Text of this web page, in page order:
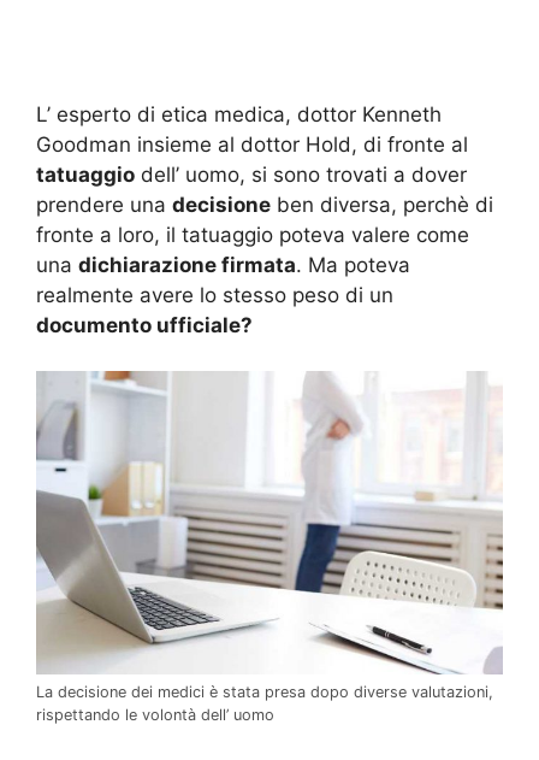
L’ esperto di etica medica, dottor Kenneth
Goodman insieme al dottor Hold, di fronte al
tatuaggio dell’ uomo, si sono trovati a dover
prendere una decisione ben diversa, perchè di
fronte a loro, il tatuaggio poteva valere come
una dichiarazione firmata. Ma poteva
realmente avere lo stesso peso di un
documento ufficiale?
La decisione dei medici è stata presa dopo diverse valutazioni,
rispettando le volontà dell’ uomo